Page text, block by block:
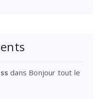
dans Bonjour tout le